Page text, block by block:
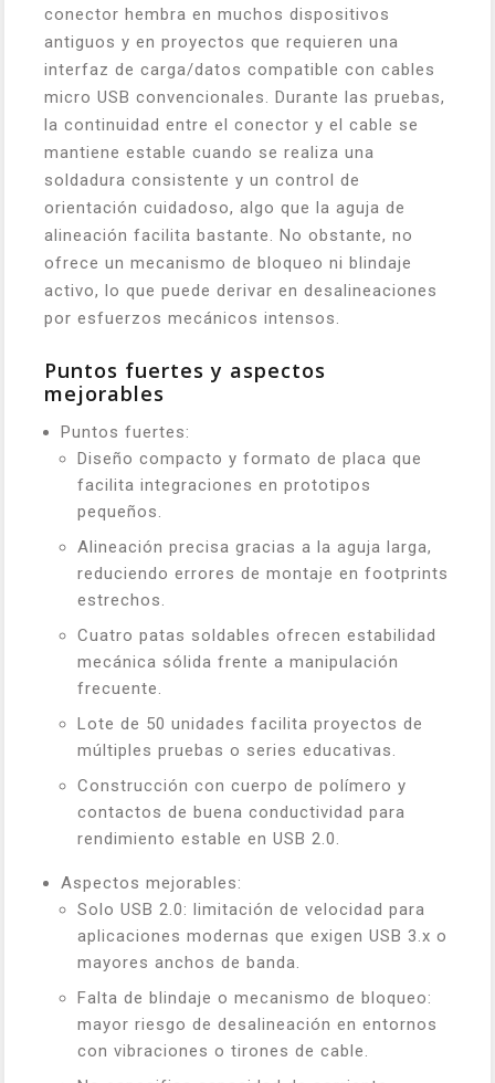
conector hembra en muchos dispositivos
antiguos y en proyectos que requieren una
interfaz de carga/datos compatible con cables
micro USB convencionales. Durante las pruebas,
la continuidad entre el conector y el cable se
mantiene estable cuando se realiza una
soldadura consistente y un control de
orientación cuidadoso, algo que la aguja de
alineación facilita bastante. No obstante, no
ofrece un mecanismo de bloqueo ni blindaje
activo, lo que puede derivar en desalineaciones
por esfuerzos mecánicos intensos.
Puntos fuertes y aspectos
mejorables
Puntos fuertes:
Diseño compacto y formato de placa que
facilita integraciones en prototipos
pequeños.
Alineación precisa gracias a la aguja larga,
reduciendo errores de montaje en footprints
estrechos.
Cuatro patas soldables ofrecen estabilidad
mecánica sólida frente a manipulación
frecuente.
Lote de 50 unidades facilita proyectos de
múltiples pruebas o series educativas.
Construcción con cuerpo de polímero y
contactos de buena conductividad para
rendimiento estable en USB 2.0.
Aspectos mejorables:
Solo USB 2.0: limitación de velocidad para
aplicaciones modernas que exigen USB 3.x o
mayores anchos de banda.
Falta de blindaje o mecanismo de bloqueo:
mayor riesgo de desalineación en entornos
con vibraciones o tirones de cable.